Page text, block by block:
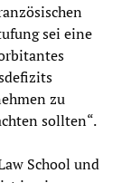
sei eine
zu
sollten“.
School und